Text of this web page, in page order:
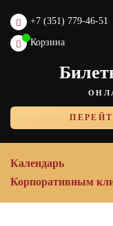
+7 (351) 779-46-51
Корзина
Календарь
Корпоративным